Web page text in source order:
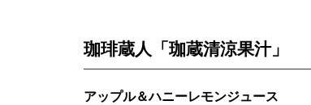
珈琲蔵人「珈蔵清涼果汁」
アップル＆ハニーレモンジュース